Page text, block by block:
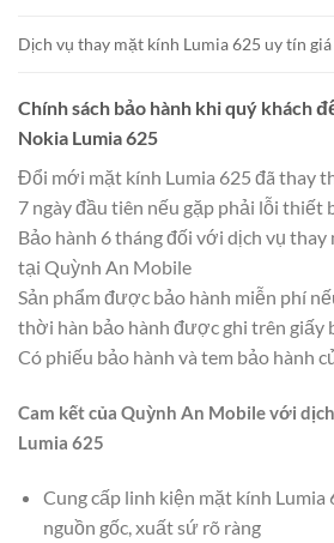
Dịch vụ thay mặt kính Lumia 625 uy tín
Chính sách bảo hành khi quý khách
Nokia Lumia 625
Đổi mới mặt kính Lumia 625 đã thay
7 ngày đầu tiên nếu gặp phải lỗi thiết
Bảo hành 6 tháng đối với dịch vụ thay
tại Quỳnh An Mobile
Sản phẩm được bảo hành miễn phí
thời hàn bảo hành được ghi trên giấy
Có phiếu bảo hành và tem bảo hành
Cam kết của Quỳnh An Mobile với
Lumia 625
Cung cấp linh kiện mặt kính Lumia
nguồn gốc, xuất sứ rõ ràng